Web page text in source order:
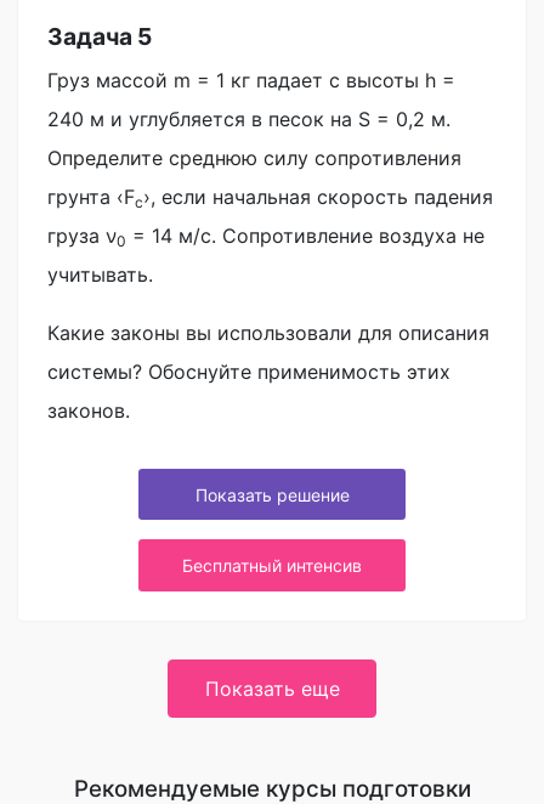
Задача 5
Груз массой m = 1 кг падает с высоты h =
240 м и углубляется в песок на S = 0,2 м.
Определите среднюю силу сопротивления
грунта ‹Fc›, если начальная скорость падения
груза ν0 = 14 м/с. Сопротивление воздуха не
учитывать.
Какие законы вы использовали для описания
системы? Обоснуйте применимость этих
законов.
Показать решение
Бесплатный интенсив
Показать еще
Рекомендуемые курсы подготовки